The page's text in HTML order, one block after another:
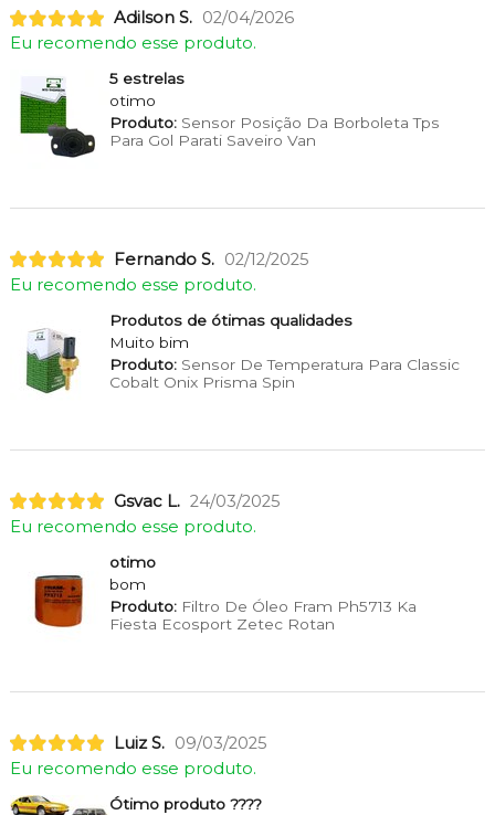
Adilson S. 02/04/2026
Eu recomendo esse produto.
5 estrelas
otimo
Produto:Sensor Posição Da Borboleta Tps
Para Gol Parati Saveiro Van
Fernando S. 02/12/2025
Eu recomendo esse produto.
Produtos de ótimas qualidades
Muito bim
Produto:Sensor De Temperatura Para Classic
Cobalt Onix Prisma Spin
Gsvac L. 24/03/2025
Eu recomendo esse produto.
otimo
bom
Produto:Filtro De Óleo Fram Ph5713 Ka
Fiesta Ecosport Zetec Rotan
Luiz S. 09/03/2025
Eu recomendo esse produto.
Ótimo produto ????